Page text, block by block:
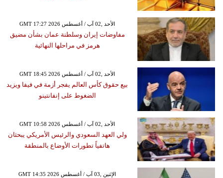
GMT 17:27 2026 الأحد ,02 آب / أغسطس
مفاوضات إيران وسلطنة عمان بشأن مضيق
هرمز في مراحلها النهائية
GMT 18:45 2026 الأحد ,02 آب / أغسطس
بيع حقوق كأس العالم يفجر أزمة في فيفا ويزيد
الضغوط على إنفانتينو
GMT 10:58 2026 الأحد ,02 آب / أغسطس
ولي العهد السعودي والرئيس الأمريكي يبحثان
هاتفياً تطورات الأوضاع بالمنطقة
GMT 14:35 2026 الإثنين ,03 آب / أغسطس